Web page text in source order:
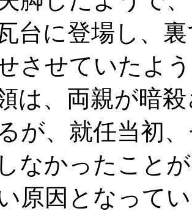
台に登場し、
させていたよ
は、両親が暗
が、就任当初
なかったこと
原因となって